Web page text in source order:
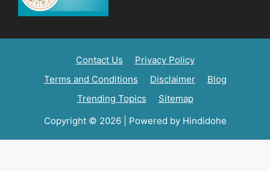
Contact Us
Privacy Policy
Terms and Conditions
Disclaimer
Blog
Trending Topics
Sitemap
Copyright © 2026 | Powered by Hindidohe